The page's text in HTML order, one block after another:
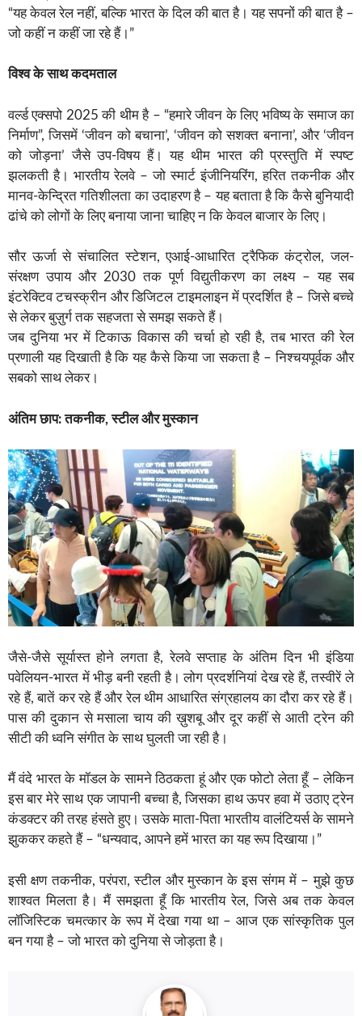
“यह केवल रेल नहीं, बल्कि भारत के दिल की बात है। यह सपनों की बात है –
जो कहीं न कहीं जा रहे हैं।”
विश्व के साथ कदमताल
वर्ल्ड एक्सपो 2025 की थीम है – “हमारे जीवन के लिए भविष्य के समाज का
निर्माण”, जिसमें ‘जीवन को बचाना’, ‘जीवन को सशक्त बनाना’, और ‘जीवन
को जोड़ना’ जैसे उप-विषय हैं। यह थीम भारत की प्रस्तुति में स्पष्ट
झलकती है। भारतीय रेलवे – जो स्मार्ट इंजीनियरिंग, हरित तकनीक और
मानव-केन्द्रित गतिशीलता का उदाहरण है – यह बताता है कि कैसे बुनियादी
ढांचे को लोगों के लिए बनाया जाना चाहिए न कि केवल बाजार के लिए।
सौर ऊर्जा से संचालित स्टेशन, एआई-आधारित ट्रैफिक कंट्रोल, जल-
संरक्षण उपाय और 2030 तक पूर्ण विद्युतीकरण का लक्ष्य – यह सब
इंटरेक्टिव टचस्क्रीन और डिजिटल टाइमलाइन में प्रदर्शित है – जिसे बच्चे
से लेकर बुज़ुर्ग तक सहजता से समझ सकते हैं।
जब दुनिया भर में टिकाऊ विकास की चर्चा हो रही है, तब भारत की रेल
प्रणाली यह दिखाती है कि यह कैसे किया जा सकता है – निश्चयपूर्वक और
सबको साथ लेकर।
अंतिम छाप: तकनीक, स्टील और मुस्कान
जैसे-जैसे सूर्यास्त होने लगता है, रेलवे सप्ताह के अंतिम दिन भी इंडिया
पवेलियन-भारत में भीड़ बनी रहती है। लोग प्रदर्शनियां देख रहे हैं, तस्वीरें ले
रहे हैं, बातें कर रहे हैं और रेल थीम आधारित संग्रहालय का दौरा कर रहे हैं।
पास की दुकान से मसाला चाय की ख़ुशबू और दूर कहीं से आती ट्रेन की
सीटी की ध्वनि संगीत के साथ घुलती जा रही है।
मैं वंदे भारत के मॉडल के सामने ठिठकता हूं और एक फोटो लेता हूँ – लेकिन
इस बार मेरे साथ एक जापानी बच्चा है, जिसका हाथ ऊपर हवा में उठाए ट्रेन
कंडक्टर की तरह हंसते हुए। उसके माता-पिता भारतीय वालंटियर्स के सामने
झुककर कहते हैं – “धन्यवाद, आपने हमें भारत का यह रूप दिखाया।”
इसी क्षण तकनीक, परंपरा, स्टील और मुस्कान के इस संगम में – मुझे कुछ
शाश्वत मिलता है। मैं समझता हूँ कि भारतीय रेल, जिसे अब तक केवल
लॉजिस्टिक चमत्कार के रूप में देखा गया था – आज एक सांस्कृतिक पुल
बन गया है – जो भारत को दुनिया से जोड़ता है।